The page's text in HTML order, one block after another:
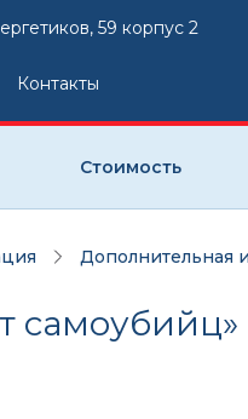
59 корпус 2
Контакты
Стоимость
Дополнительная